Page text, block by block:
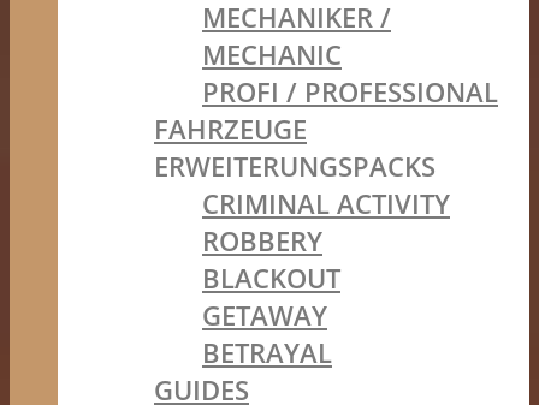
MECHANIKER /
MECHANIC
PROFI / PROFESSIONAL
FAHRZEUGE
ERWEITERUNGSPACKS
CRIMINAL ACTIVITY
ROBBERY
BLACKOUT
GETAWAY
BETRAYAL
GUIDES